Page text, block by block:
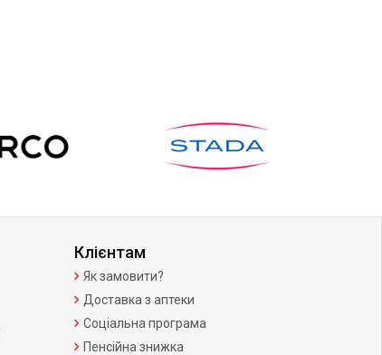
Клієнтам
Як замовити?
Доставка з аптеки
Соціальна програма
Пенсійна знижка